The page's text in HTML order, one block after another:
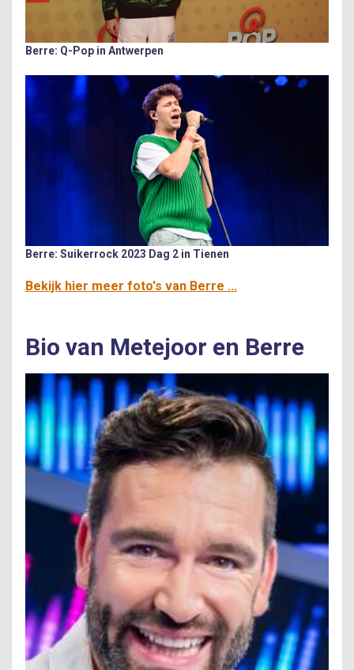
Berre: Q-Pop in Antwerpen
Berre: Suikerrock 2023 Dag 2 in Tienen
Bekijk hier meer foto's van Berre ...
Bio van Metejoor en Berre